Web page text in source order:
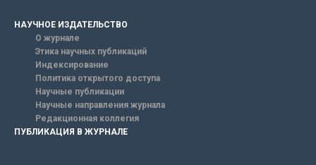
НАУЧНОЕ ИЗДАТЕЛЬСТВО
О журнале
Этика научных публикаций
Индексирование
Политика открытого доступа
Научные публикации
Научные направления журнала
Редакционная коллегия
ПУБЛИКАЦИЯ В ЖУРНАЛЕ